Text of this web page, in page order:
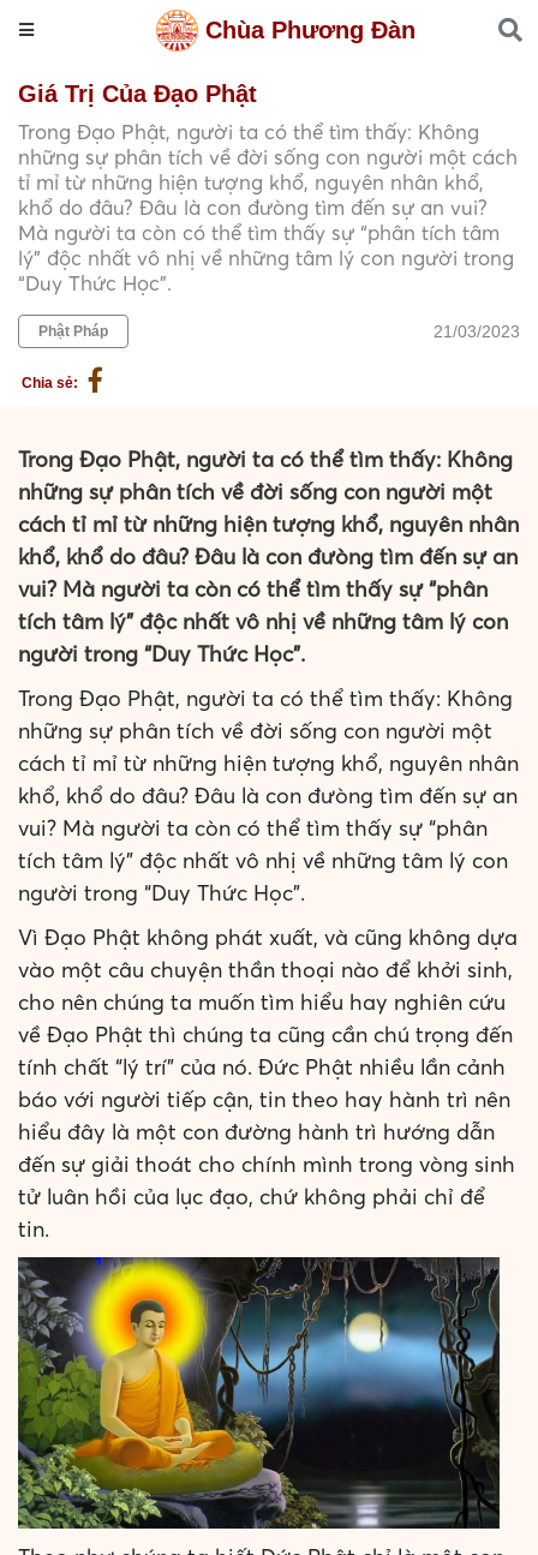
Chùa Phương Đàn
Giá Trị Của Đạo Phật
Trong Đạo Phật, người ta có thể tìm thấy: Không
những sự phân tích về đời sống con người một cách
tỉ mỉ từ những hiện tượng khổ, nguyên nhân khổ,
khổ do đâu? Đâu là con đưòng tìm đến sự an vui?
Mà người ta còn có thể tìm thấy sự “phân tích tâm
lý” độc nhất vô nhị về những tâm lý con người trong
“Duy Thức Học”.
Phật Pháp 21/03/2023
Chia sẻ:
Trong Đạo Phật, người ta có thể tìm thấy: Không
những sự phân tích về đời sống con người một
cách tỉ mỉ từ những hiện tượng khổ, nguyên nhân
khổ, khổ do đâu? Đâu là con đưòng tìm đến sự an
vui? Mà người ta còn có thể tìm thấy sự “phân
tích tâm lý” độc nhất vô nhị về những tâm lý con
người trong “Duy Thức Học”.
Trong Đạo Phật, người ta có thể tìm thấy: Không
những sự phân tích về đời sống con người một
cách tỉ mỉ từ những hiện tượng khổ, nguyên nhân
khổ, khổ do đâu? Đâu là con đưòng tìm đến sự an
vui? Mà người ta còn có thể tìm thấy sự “phân
tích tâm lý” độc nhất vô nhị về những tâm lý con
người trong “Duy Thức Học”.
Vì Đạo Phật không phát xuất, và cũng không dựa
vào một câu chuyện thần thoại nào để khởi sinh,
cho nên chúng ta muốn tìm hiểu hay nghiên cứu
về Đạo Phật thì chúng ta cũng cần chú trọng đến
tính chất “lý trí” của nó. Đức Phật nhiều lần cảnh
báo với người tiếp cận, tin theo hay hành trì nên
hiểu đây là một con đường hành trì hướng dẫn
đến sự giải thoát cho chính mình trong vòng sinh
tử luân hồi của lục đạo, chứ không phải chỉ để
tin.